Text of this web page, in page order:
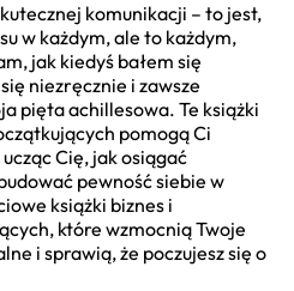
komunikacji – to jest,
w każdym, ale to każdym,
jak kiedyś bałem się
niezręcznie i zawsze
pięta achillesowa. Te książki
pomogą Ci
Cię, jak osiągać
pewność siebie w
książki biznes i
które wzmocnią Twoje
i sprawią, że poczujesz się o